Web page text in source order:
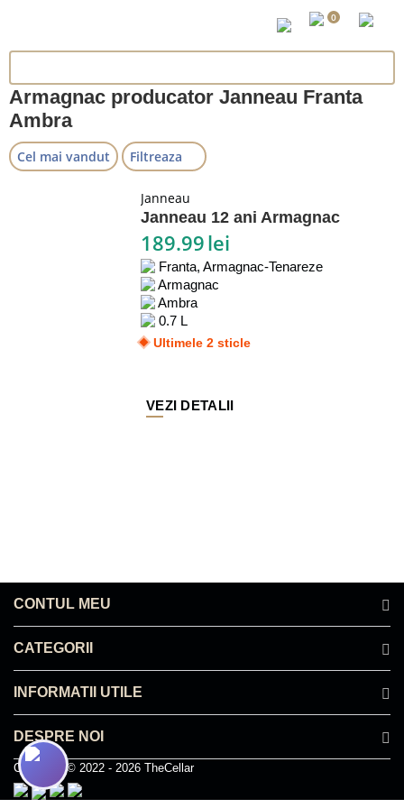
0
Armagnac producator Janneau Franta
Ambra
Cel mai vandut Filtreaza
Janneau
Janneau 12 ani Armagnac
189.99lei
Franta, Armagnac-Tenareze
Armagnac
Ambra
0.7 L
Ultimele 2 sticle
VEZI DETALII
CONTUL MEU
CATEGORII
INFORMATII UTILE
DESPRE NOI
Copyright © 2022 - 2026 TheCellar